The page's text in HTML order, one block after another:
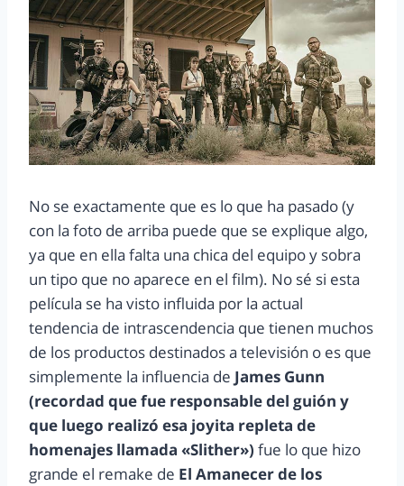
No se exactamente que es lo que ha pasado (y
con la foto de arriba puede que se explique algo,
ya que en ella falta una chica del equipo y sobra
un tipo que no aparece en el film). No sé si esta
película se ha visto influida por la actual
tendencia de intrascendencia que tienen muchos
de los productos destinados a televisión o es que
simplemente la influencia de James Gunn
(recordad que fue responsable del guión y
que luego realizó esa joyita repleta de
homenajes llamada «Slither») fue lo que hizo
grande el remake de El Amanecer de los